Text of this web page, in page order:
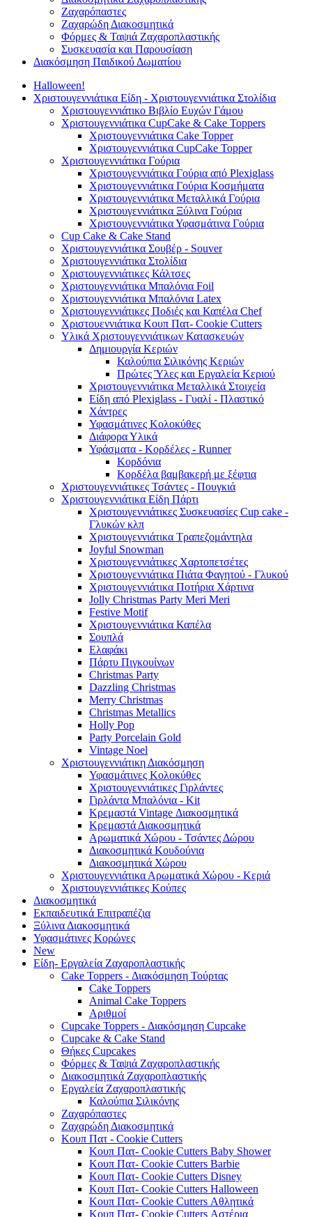
Ζαχαρόπαστες
Ζαχαρώδη Διακοσμητικά
Φόρμες & Ταψιά Ζαχαροπλαστικής
Συσκευασία και Παρουσίαση
Διακόσμηση Παιδικού Δωματίου
Halloween!
Χριστουγεννιάτικα Είδη - Χριστουγεννιάτικα Στολίδια
Χριστουγεννιάτικο Βιβλίο Ευχών Γάμου
Χριστουγεννιάτικα CupCake & Cake Toppers
Χριστουγεννιάτικα Cake Topper
Χριστουγεννιάτικα CupCake Topper
Χριστουγεννιάτικα Γούρια
Χριστουγεννιάτικα Γούρια από Plexiglass
Χριστουγεννιάτικα Γούρια Κοσμήματα
Χριστουγεννιάτικα Μεταλλικά Γούρια
Χριστουγεννιάτικα Ξύλινα Γούρια
Χριστουγεννιάτικα Υφασμάτινα Γούρια
Cup Cake & Cake Stand
Χριστουγεννιάτικα Σουβέρ - Souver
Χριστουγεννιάτικα Στολίδια
Χριστουγεννιάτικες Κάλτσες
Χριστουγεννιάτικα Μπαλόνια Foil
Χριστουγεννιάτικα Μπαλόνια Latex
Χριστουγεννιάτικες Ποδιές και Καπέλα Chef
Χριστουεννιάτικα Κουπ Πατ- Cookie Cutters
Υλικά Χριστουγεννιάτικων Κατασκευών
Δημιουργία Κεριών
Καλούπια Σιλικόνης Κεριών
Πρώτες Ύλες και Εργαλεία Κεριού
Χριστουγεννιάτικα Μεταλλικά Στοιχεία
Είδη από Plexiglass - Γυαλί - Πλαστικό
Χάντρες
Υφασμάτινες Κολοκύθες
Διάφορα Υλικά
Υφάσματα - Κορδέλες - Runner
Κορδόνια
Κορδέλα βαμβακερή με ξέφτια
Χριστουγεννιάτικες Τσάντες - Πουγκιά
Χριστουγεννιάτικα Είδη Πάρτι
Χριστουγεννιάτικες Συσκευασίες Cup cake -
Γλυκών κλπ
Χριστουγεννιάτικα Τραπεζομάντηλα
Joyful Snowman
Χριστουγεννιάτικες Χαρτοπετσέτες
Χριστουγεννιάτικα Πιάτα Φαγητού - Γλυκού
Χριστουγεννιάτικα Ποτήρια Χάρτινα
Jolly Christmas Party Meri Meri
Festive Motif
Χριστουγεννιάτικα Καπέλα
Σουπλά
Ελαφάκι
Πάρτυ Πιγκουίνων
Christmas Party
Dazzling Christmas
Merry Christmas
Christmas Metallics
Holly Pop
Party Porcelain Gold
Vintage Noel
Χριστουγεννιάτικη Διακόσμηση
Υφασμάτινες Κολοκύθες
Χριστουγεννιάτικες Γιρλάντες
Γιρλάντα Μπαλόνια - Kit
Κρεμαστά Vintage Διακοσμητικά
Κρεμαστά Διακοσμητικά
Αρωματικά Χώρου - Τσάντες Δώρου
Διακοσμητικά Κουδούνια
Διακοσμητικά Χώρου
Χριστουγεννιάτικα Αρωματικά Χώρου - Κεριά
Χριστουγεννιάτικες Κούπες
Διακοσμητικά
Εκπαιδευτικά Επιτραπέζια
Ξύλινα Διακοσμητικά
Υφασμάτινες Κορώνες
New
Είδη- Εργαλεία Ζαχαροπλαστικής
Cake Toppers - Διακόσμηση Τούρτας
Cake Toppers
Animal Cake Toppers
Αριθμοί
Cupcake Toppers - Διακόσμηση Cupcake
Cupcake & Cake Stand
Θήκες Cupcakes
Φόρμες & Ταψιά Ζαχαροπλαστικής
Διακοσμητικά Ζαχαροπλαστικής
Εργαλεία Ζαχαροπλαστικής
Καλούπια Σιλικόνης
Ζαχαρόπαστες
Ζαχαρώδη Διακοσμητικά
Κουπ Πατ - Cookie Cutters
Κουπ Πατ- Cookie Cutters Baby Shower
Κουπ Πατ- Cookie Cutters Barbie
Κουπ Πατ- Cookie Cutters Disney
Κουπ Πατ- Cookie Cutters Halloween
Κουπ Πατ- Cookie Cutters Αθλητικά
Κουπ Πατ- Cookie Cutters Αστέρια